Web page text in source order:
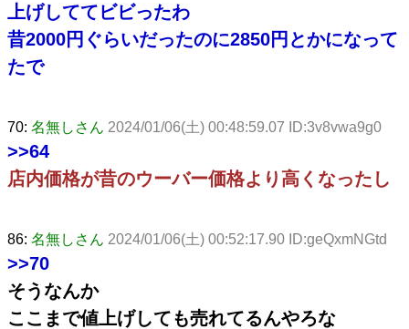
上げしててビビったわ
昔2000円ぐらいだったのに2850円とかになって
たで
70: 名無しさん 2024/01/06(土) 00:48:59.07 ID:3v8vwa9g0
>>64
店内価格が昔のウーバー価格より高くなったし
86: 名無しさん 2024/01/06(土) 00:52:17.90 ID:geQxmNGtd
>>70
そうなんか
ここまで値上げしても売れてるんやろな